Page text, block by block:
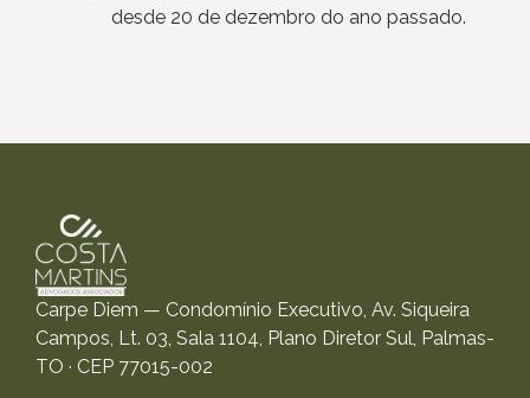
desde 20 de dezembro do ano passado.
Carpe Diem — Condomínio Executivo, Av. Siqueira
Campos, Lt. 03, Sala 1104, Plano Diretor Sul, Palmas-
TO · CEP 77015-002